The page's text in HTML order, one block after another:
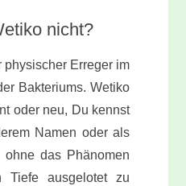
nicht?
Erreger im
Bakteriums. Wetiko
oder neu, Du kennst
Namen oder als
ohne das Phänomen
Tiefe ausgelotet zu